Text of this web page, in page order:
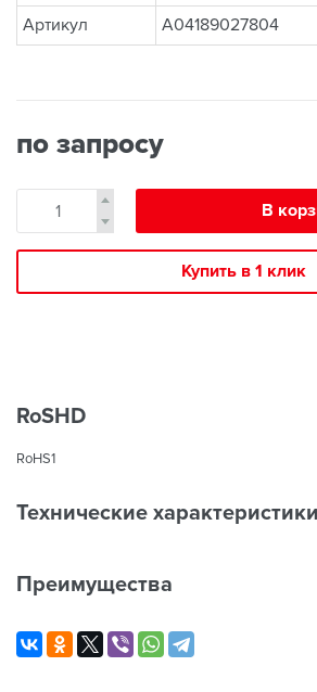
Артикул
A04189027804
по запросу
В
Купить в 1 клик
RoSHD
RoHS1
Технические характеристики
Преимущества